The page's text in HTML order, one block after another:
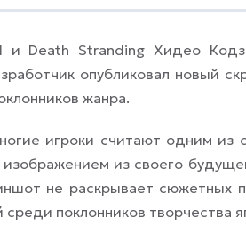
и Death Stranding Хидео
опубликовал новый
жанра.
игроки считают одним из
из своего
не раскрывает сюжетных
поклонников творчества